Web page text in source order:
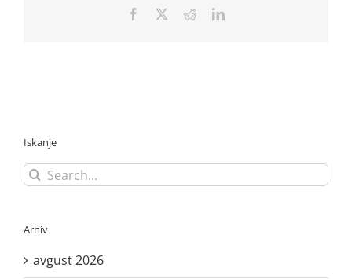
Facebook RedditLinkedIn
Iskanje
Search
for:
Arhiv
avgust 2026